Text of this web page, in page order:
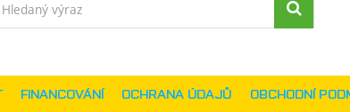
FINANCOVÁNÍ OCHRANA ÚDAJŮ OBCHODNÍ
Vyhledávání